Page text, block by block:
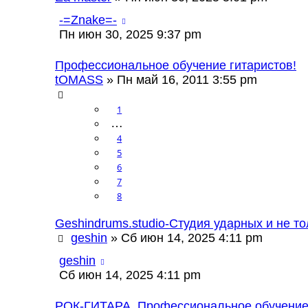
-=Znake=-
Пн июн 30, 2025 9:37 pm
Профессиональное обучение гитаристов!
tOMASS » Пн май 16, 2011 3:55 pm
1
…
4
5
6
7
8
Geshindrums.studio-Студия ударных и не
geshin » Сб июн 14, 2025 4:11 pm
geshin
Сб июн 14, 2025 4:11 pm